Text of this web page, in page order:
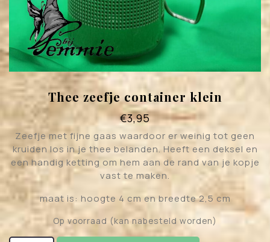
Thee zeefje container klein
€3,95
Zeefje met fijne gaas waardoor er weinig tot geen
kruiden los in je thee belanden. Heeft een deksel en
een handig ketting om hem aan de rand van je kopje
vast te maken.
maat is: hoogte 4 cm en breedte 2,5 cm
Op voorraad (kan nabesteld worden)